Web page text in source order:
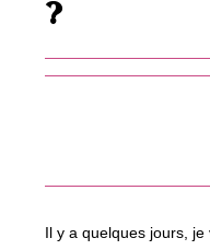
?
Il y a quelques jours,